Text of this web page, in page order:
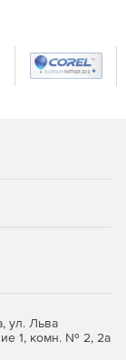
для
ул. Льва
1, комн. № 2, 2а